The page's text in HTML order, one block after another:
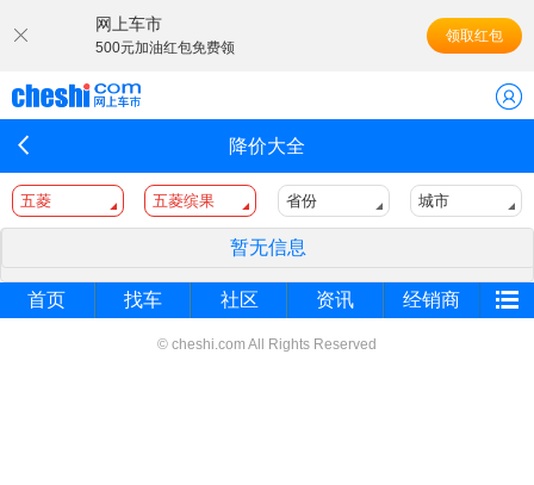
网上车市
500元加油红包免费领
领取红包
降价大全
五菱 五菱缤果 省份 城市
暂无信息
首页 找车 社区 资讯 经销商
© cheshi.com All Rights Reserved